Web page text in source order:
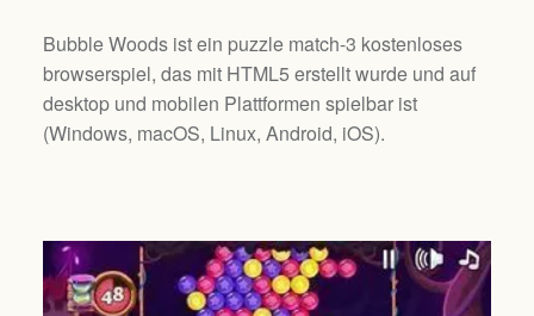
Bubble Woods ist ein puzzle match-3 kostenloses
browserspiel, das mit HTML5 erstellt wurde und auf
desktop und mobilen Plattformen spielbar ist
(Windows, macOS, Linux, Android, iOS).